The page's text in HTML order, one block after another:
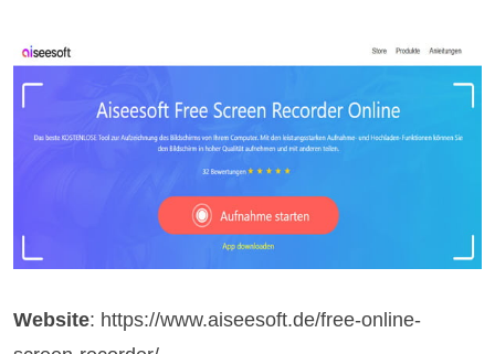
Website: https://www.aiseesoft.de/free-online-